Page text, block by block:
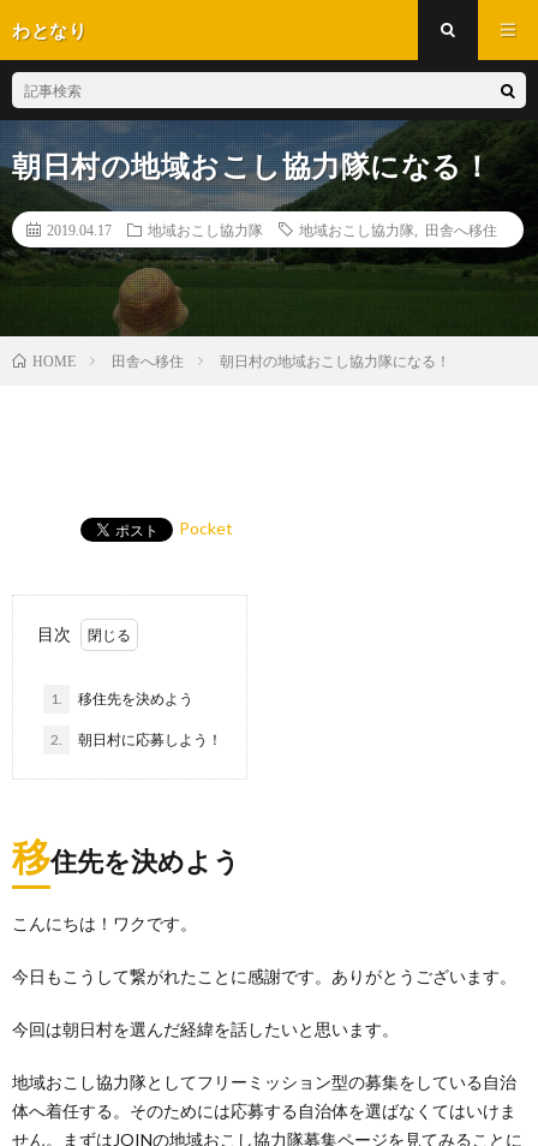
わとなり
朝日村の地域おこし協力隊になる！
2019.04.17 地域おこし協力隊 地域おこし協力隊 田舎へ移住
HOME 田舎へ移住 朝日村の地域おこし協力隊になる！
Pocket
目次
1. 移住先を決めよう
2. 朝日村に応募しよう！
移住先を決めよう
こんにちは！ワクです。
今日もこうして繋がれたことに感謝です。ありがとうございます。
今回は朝日村を選んだ経緯を話したいと思います。
地域おこし協力隊としてフリーミッション型の募集をしている自治
体へ着任する。そのためには応募する自治体を選ばなくてはいけま
せん。まずはJOINの地域おこし協力隊募集ページを見てみることに